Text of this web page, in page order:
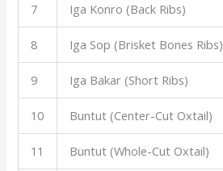
7 Iga Konro (Back Ribs)
8 Iga Sop (Brisket Bones Ribs)
9 Iga Bakar (Short Ribs)
10 Buntut (Center-Cut Oxtail)
11 Buntut (Whole-Cut Oxtail)